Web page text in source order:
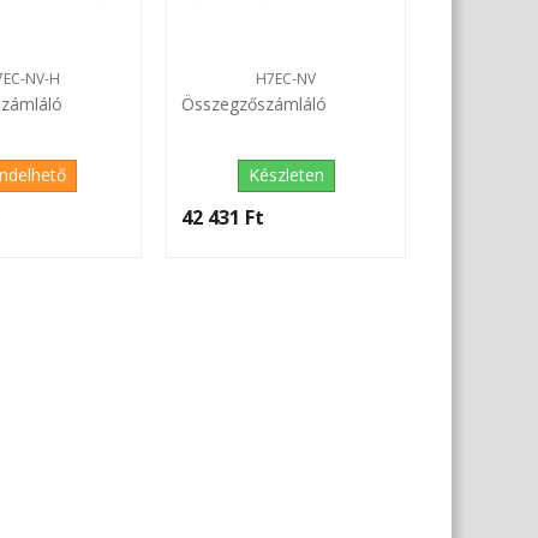
NV-H H7EC-NV
Összegzőszámláló
Készleten
42 431 Ft‎